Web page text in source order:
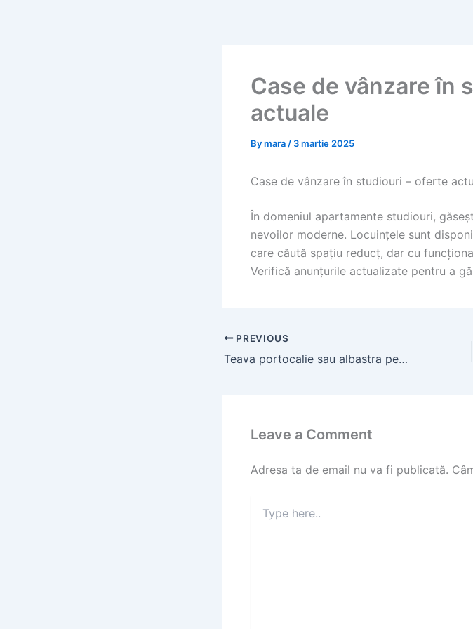
Case de vânzare în
actuale
Bymara / 3 martie 2025
Case de vânzare în studiouri – oferte
În domeniul apartamente studiouri,
nevoilor moderne. Locuințele sunt
care căută spațiu reducț, dar cu
Verifică anunțurile actualizate pentru a
PREVIOUS
Teava portocalie sau albastra pentru put – alegerea optimă
Leave a Comment
Adresa ta de email nu va fi publicată.
here..